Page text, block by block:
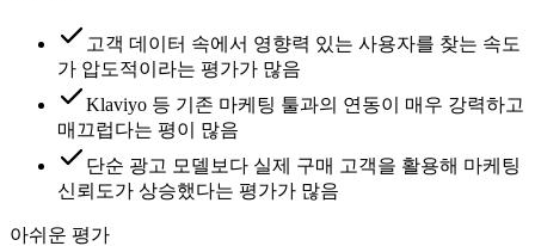
고객 데이터 속에서 영향력 있는 사용자를 찾는 속도
가 압도적이라는 평가가 많음
Klaviyo 등 기존 마케팅 툴과의 연동이 매우 강력하고
매끄럽다는 평이 많음
단순 광고 모델보다 실제 구매 고객을 활용해 마케팅
신뢰도가 상승했다는 평가가 많음
아쉬운 평가